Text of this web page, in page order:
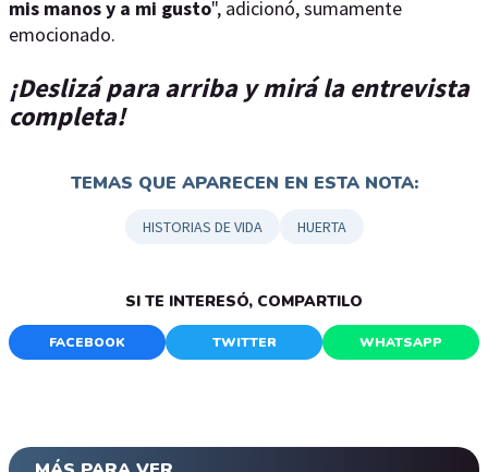
mis manos y a mi gusto", adicionó, sumamente
emocionado.
¡Deslizá para arriba y mirá la entrevista
completa!
TEMAS QUE APARECEN EN ESTA NOTA:
HISTORIAS DE VIDA HUERTA
SI TE INTERESÓ, COMPARTILO
FACEBOOK TWITTER WHATSAPP